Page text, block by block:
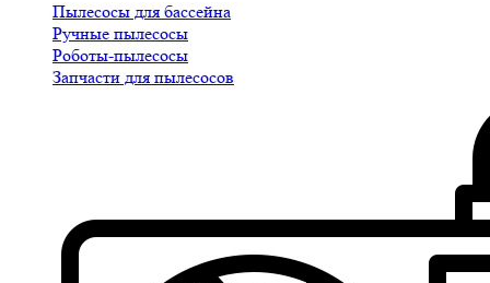
Пылесосы для бассейна
Ручные пылесосы
Роботы-пылесосы
Запчасти для пылесосов